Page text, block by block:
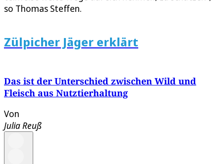
so Thomas Steffen.
Zülpicher Jäger erklärt
Das ist der Unterschied zwischen Wild und
Fleisch aus Nutztierhaltung
Von
Julia Reuß